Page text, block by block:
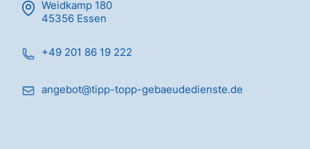
Weidkamp 180
45356 Essen
+49 201 86 19 222
angebot@tipp-topp-gebaeudedienste.de